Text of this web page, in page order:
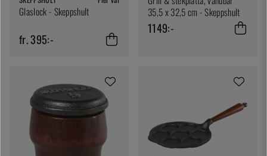
Glaslock - Skeppshult
fr. 395:-
35,5 x 32,5 cm - Skeppshult
1149:-